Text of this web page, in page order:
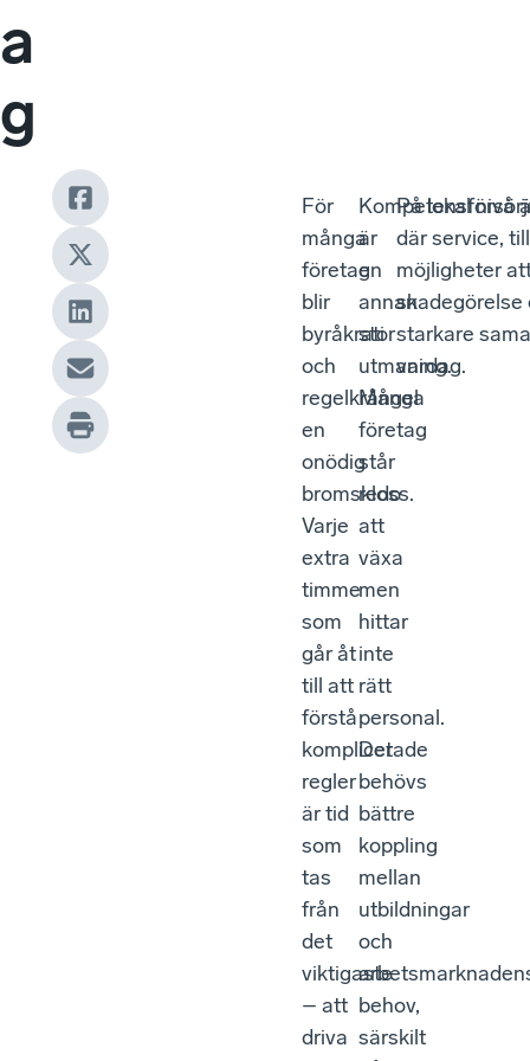
a
g
För
många
företag
blir
byråkrati
och
regelkrångel
en
onödig
bromskloss.
Varje
extra
timme
som
går åt
till att
förstå
komplicerade
regler
är tid
som
tas
från
det
viktigaste
– att
driva
är
en
annan
stor
utmaning.
Många
företag
står
redo
att
växa
men
hittar
inte
rätt
personal.
Det
behövs
bättre
koppling
mellan
utbildningar
och
behov,
särskilt
På lokal nivå
där service,
möjligheter
skadegörelse
starkare
vardag.